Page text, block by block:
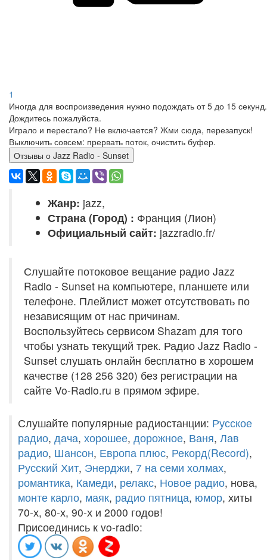
1
Иногда для воспроизведения нужно подождать от 5 до 15 секунд.
Дождитесь пожалуйста.
Играло и перестало? Не включается? Жми сюда, перезапуск!
Выключить совсем: прервать поток, очистить буфер.
Отзывы о Jazz Radio - Sunset
Жанр: jazz,
Страна (Город) : Франция (Лион)
Официальный сайт: jazzradio.fr/
Слушайте потоковое вещание радио Jazz
Radio - Sunset на компьютере, планшете или
телефоне. Плейлист может отсутствовать по
независящим от нас причинам.
Воспользуйтесь сервисом Shazam для того
чтобы узнать текущий трек. Радио Jazz Radio -
Sunset слушать онлайн бесплатно в хорошем
качестве (128 256 320) без регистрации на
сайте Vo-Radio.ru в прямом эфире.
Слушайте популярные радиостанции: Русское
радио, дача, хорошее, дорожное, Ваня, Лав
радио, Шансон, Европа плюс, Рекорд(Record),
Русский Хит, Энерджи, 7 на семи холмах,
романтика, Камеди, релакс, Новое радио, нова,
монте карло, маяк, радио пятница, юмор, хиты
70-х, 80-х, 90-х и 2000 годов!
Присоединись к vo-radio: